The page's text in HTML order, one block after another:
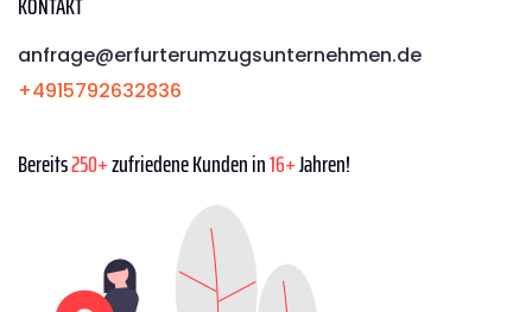
anfrage@erfurterumzugsunternehmen.de
+4915792632836
Bereits250+zufriedene Kunden in16+Jahren!